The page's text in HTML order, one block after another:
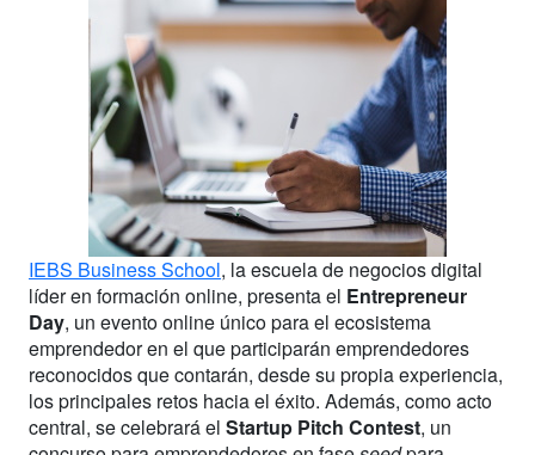
IEBS Business School, la escuela de negocios digital
líder en formación online, presenta el Entrepreneur
Day, un evento online único para el ecosistema
emprendedor en el que participarán emprendedores
reconocidos que contarán, desde su propia experiencia,
los principales retos hacia el éxito. Además, como acto
central, se celebrará el Startup Pitch Contest, un